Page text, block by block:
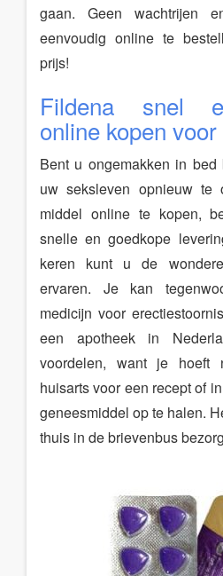
gaan. Geen wachtrijen
eenvoudig online te
prijs!
Fildena snel
online kopen
Bent u ongemakken in
uw seksleven opnieuw te
middel online te kopen,
snelle en goedkope
keren kunt u de
ervaren. Je kan
medicijn voor
een apotheek in
voordelen, want je hoeft
huisarts voor een recept of
geneesmiddel op te halen.
thuis in de brievenbus